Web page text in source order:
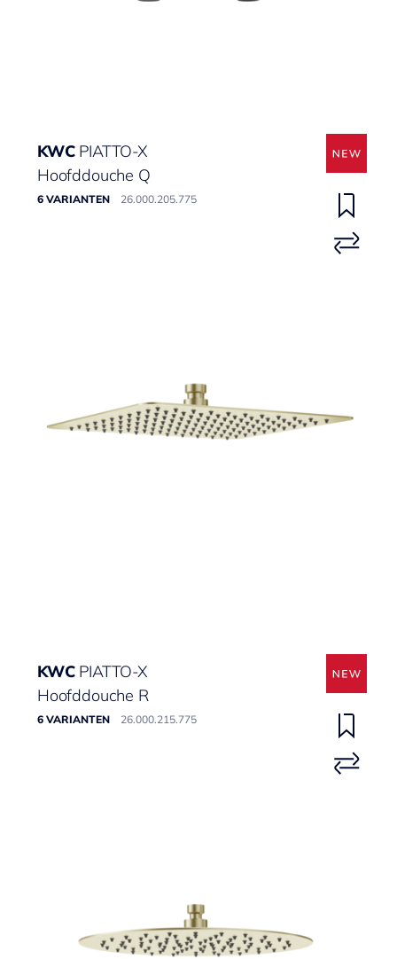
KWC PIATTO-X
Hoofddouche Q
6 VARIANTEN 26.000.205.775
KWC PIATTO-X
Hoofddouche R
6 VARIANTEN 26.000.215.775